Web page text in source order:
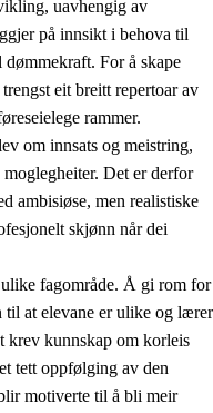
uavhengig av
på innsikt i behova til
For å skape
eit breitt repertoar av
rammer.
om innsats og meistring,
Det er derfor
ambisiøse, men realistiske
skjønn når dei
fagområde. Å gi rom for
at elevane er ulike og lærer
krev kunnskap om korleis
tett oppfølging av den
motiverte til å bli meir